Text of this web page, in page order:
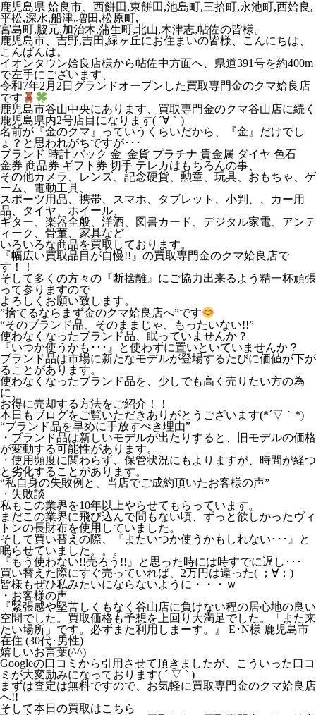
鹿児島県 姶良市、西餅田,東餅田,池島町,三拾町,永池町,西姶良,
平松,深水,船津,増田,松原町,
宮島町,脇元,加治木,蒲生町,北山,木津志,帖佐の皆様。
鹿児島市、吉野,吉田,緑ヶ丘にお住まいの皆様、こんにちは、
こんばんは。
イオンタウン姶良店様から帖佐中方面へ、県道391号を約400m
で左手にございます、
令和7年2月2日グランドオープンした買取専門金のクマ姶良店
です
鹿児島市谷山中央にあります、買取専門金のクマ谷山店に続く
鹿児島県内2号店目になります( ´∀｀)
名前が『金のクマ』っていうくらいだから、『金』だけでし
ょ？と思われがちですが･･･
ブランド 時計 バック 金 金貨 プラチナ 貴金属 ダイヤ 色石
金券 商品券 ギフト券 切手 テレカはもちろんの事、
その他カメラ、レンズ、記念硬貨、勲章、玩具、おもちゃ、ゲ
ーム、電動工具、
スポーツ用品、携帯、スマホ、タブレット、小判、、カー用
品、タイヤ、ホイール、
ギター、楽器全般、洋酒、図書カード、デジタル家電、アンテ
ィーク、骨董、家具など
いろいろな商品を買取しております。
『幅広い買取品目が自慢!!』の買取専門金のクマ姶良店で
す！！
そして多くの方々の『断捨離』にご協力出来るよう精一杯頑張
って参りますので
よろしくお願い致します。
”捨てるならまず金のクマ姶良店へ”です
“そのブランド品、そのままじゃ、もったいない!!”
使わなくなったブランド品、眠っていませんか？
『いつか使うかも･･･』と使わずに置いといていませんか？
ブランド品は市場に新たなモデルが登場するたびに価値が下が
ることがあります。
使わなくなったブランド品を、少しでも高く売りたい方の為
に、
お得に売却する方法をご紹介！！
本日もブログをご覧いただきありがとうございます(*´▽｀*)
“ブランド品を早めに手放すべき理由”
・ブランド品は新しいモデルが出たりすると、旧モデルの価格
が変動する可能性があります。
・使用頻度に関わらず、保管状況にもよりますが、時間が経つ
と劣化することがあります。
“私自身の失敗例と、当店でご成約頂いたお客様の声”
・失敗談
私もこの業界を10年以上やらせてもらっています。
まだこの業界に飛び込んで間もない頃、ずっと欲しかったヴィ
トンの長財布を使用していました。
そして買い替えの際、『またいつか使うかもしれない･･･』と
眠らせていました。。。
『もう使わない!!売ろう!!』と思った時には時すでに遅し･･･
買い替えた際にすぐ売っていれば、2万円は違った( ；∀；)
皆様もぜひ私みたいにならないように・・・ｗ
・お客様の声
『緊張感や堅苦しくもなく谷山店に負けない程の居心地の良い
空間でした。買取価格も予想を上回り大満足でした。「また来
たい場所」です。必ずまた利用しまーす。』 E･N様 鹿児島市
在住 (30代･男性)
嬉しいお言葉(^^)
Googleの口コミから引用させて頂きましたが、こういった口コ
ミが大変励みになっております( ´ ▽ ` )
まずは査定は無料ですので、お気軽に買取専門金のクマ姶良店
へ!!
そして本日の買取はこちら